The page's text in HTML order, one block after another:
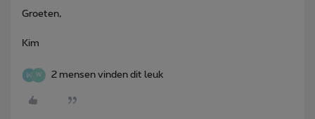
Groeten,
Kim
W 2 mensen vinden dit leuk